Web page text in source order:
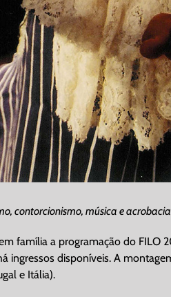
contorcionismo, música e
família a programação do FILO
ingressos disponíveis. A
e Itália).